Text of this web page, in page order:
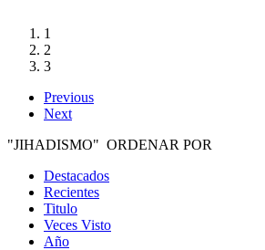
1
2
3
Previous
Next
"JIHADISMO" ORDENAR POR
Destacados
Recientes
Titulo
Veces Visto
Año